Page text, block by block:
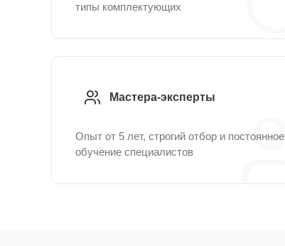
типы комплектующих
Мастера-эксперты
Опыт от 5 лет, строгий отбор и постоянное
обучение специалистов